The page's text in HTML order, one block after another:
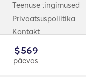
$569
päevas
Teenuse tingimused
Privaatsuspoliitika
Kontakt